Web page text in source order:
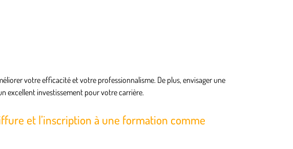
votre efficacité et votre professionnalisme. De plus, envisager une
excellent investissement pour votre carrière.
et l’inscription à une formation comme